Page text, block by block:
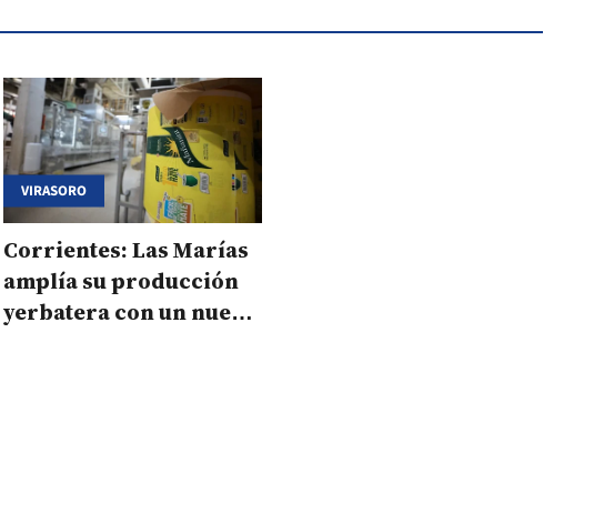
VIRASORO
Corrientes: Las Marías
amplía su producción
yerbatera con un nuevo